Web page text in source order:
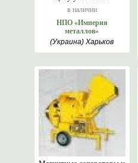
в наличии
НПО «Империя
металлов»
(Украина) Харьков